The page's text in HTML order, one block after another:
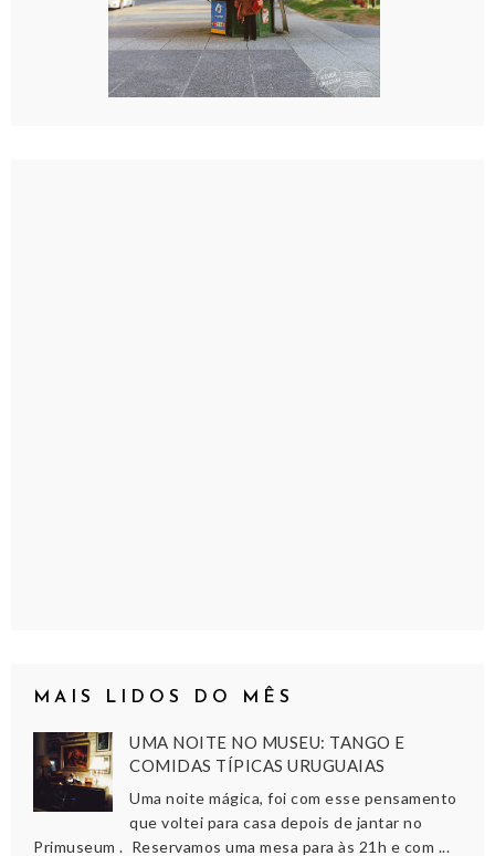
MAIS LIDOS DO MÊS
UMA NOITE NO MUSEU: TANGO E
COMIDAS TÍPICAS URUGUAIAS
Uma noite mágica, foi com esse pensamento
que voltei para casa depois de jantar no
Primuseum . Reservamos uma mesa para às 21h e com ...